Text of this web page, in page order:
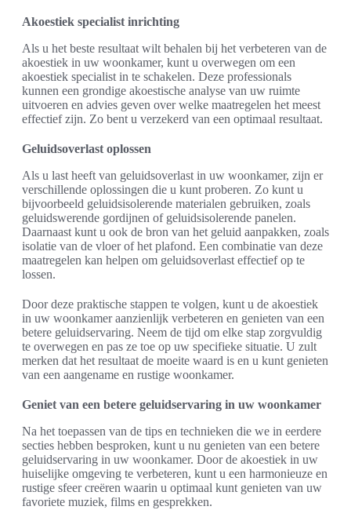
Akoestiek specialist inrichting
Als u het beste resultaat wilt behalen bij het verbeteren van de
akoestiek in uw woonkamer, kunt u overwegen om een
akoestiek specialist in te schakelen. Deze professionals
kunnen een grondige akoestische analyse van uw ruimte
uitvoeren en advies geven over welke maatregelen het meest
effectief zijn. Zo bent u verzekerd van een optimaal resultaat.
Geluidsoverlast oplossen
Als u last heeft van geluidsoverlast in uw woonkamer, zijn er
verschillende oplossingen die u kunt proberen. Zo kunt u
bijvoorbeeld geluidsisolerende materialen gebruiken, zoals
geluidswerende gordijnen of geluidsisolerende panelen.
Daarnaast kunt u ook de bron van het geluid aanpakken, zoals
isolatie van de vloer of het plafond. Een combinatie van deze
maatregelen kan helpen om geluidsoverlast effectief op te
lossen.
Door deze praktische stappen te volgen, kunt u de akoestiek
in uw woonkamer aanzienlijk verbeteren en genieten van een
betere geluidservaring. Neem de tijd om elke stap zorgvuldig
te overwegen en pas ze toe op uw specifieke situatie. U zult
merken dat het resultaat de moeite waard is en u kunt genieten
van een aangename en rustige woonkamer.
Geniet van een betere geluidservaring in uw woonkamer
Na het toepassen van de tips en technieken die we in eerdere
secties hebben besproken, kunt u nu genieten van een betere
geluidservaring in uw woonkamer. Door de akoestiek in uw
huiselijke omgeving te verbeteren, kunt u een harmonieuze en
rustige sfeer creëren waarin u optimaal kunt genieten van uw
favoriete muziek, films en gesprekken.